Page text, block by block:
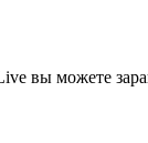
вы можете